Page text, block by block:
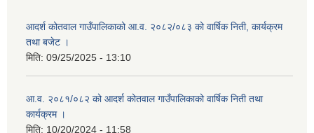
आदर्श कोतवाल गाउँपालिकाको आ.व. २०८२/०८३ को वार्षिक निती, कार्यक्रम
तथा बजेट ।
मिति: 09/25/2025 - 13:10
आ.व. २०८१/०८२ को आदर्श कोतवाल गाउँपालिकाको वार्षिक निती तथा
कार्यक्रम ।
मिति: 10/20/2024 - 11:58